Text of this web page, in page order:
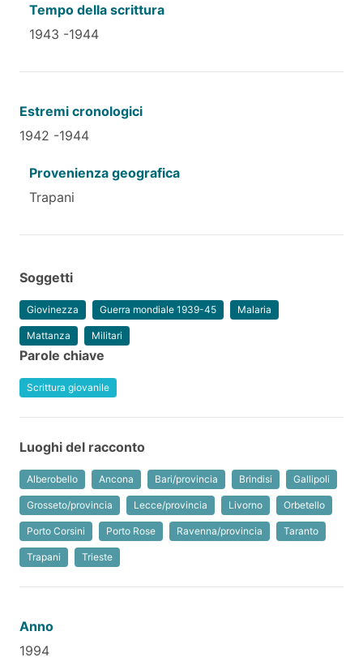
Tempo della scrittura
1943 -1944
Estremi cronologici
1942 -1944
Provenienza geografica
Trapani
Soggetti
Giovinezza Guerra mondiale 1939-45 Malaria
Mattanza Militari
Parole chiave
Scrittura giovanile
Luoghi del racconto
Alberobello Ancona Bari/provincia Brindisi Gallipoli
Grosseto/provincia Lecce/provincia Livorno Orbetello
Porto Corsini Porto Rose Ravenna/provincia Taranto
Trapani Trieste
Anno
1994